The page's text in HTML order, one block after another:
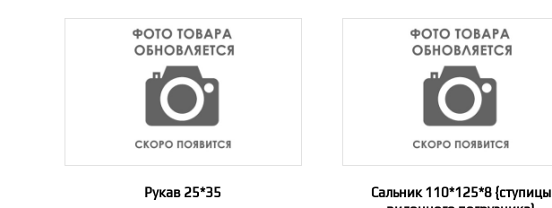
Рукав 25*35
Сальник 110*125*8 {ступицы